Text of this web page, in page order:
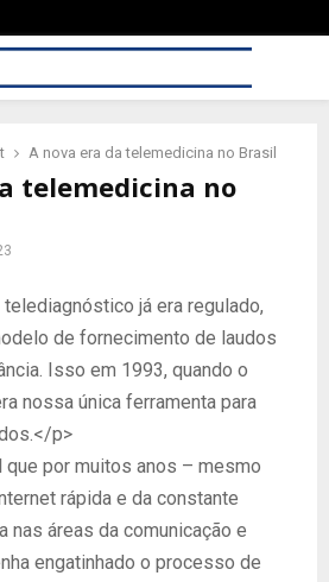
A nova era da telemedicina no Brasil
telemedicina no
já era regulado,
de fornecimento de laudos
Isso em 1993, quando o
nossa única ferramenta para
p>
que por muitos anos – mesmo
rápida e da constante
nas áreas da comunicação e
engatinhado o processo de